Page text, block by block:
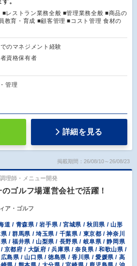
■レストラン業務全般 ■管理業務全般 ■商品の
教育・育成 ■顧客管理 ■コスト管理 食材の
のマネジメント経験
資格保有者
管理
詳細を見る
掲載期間：26/08/10～26/08/23
理師・メニュー開発
ゴルフ場運営会社で活躍！
ア・ゴルフ
道 / 青森県 / 岩手県 / 宮城県 / 秋田県 / 山形
/ 群馬県 / 埼玉県 / 千葉県 / 東京都 / 神奈川
/ 福井県 / 山梨県 / 長野県 / 岐阜県 / 静岡県
京都府 / 大阪府 / 兵庫県 / 奈良県 / 和歌山県 /
島県 / 山口県 / 徳島県 / 香川県 / 愛媛県 / 高